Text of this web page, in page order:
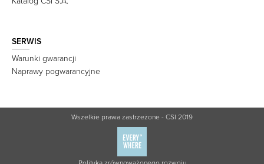
SERWIS
Warunki gwarancji
Naprawy pogwarancyjne
Wszelkie prawa zastrzeżone - CSI 2019